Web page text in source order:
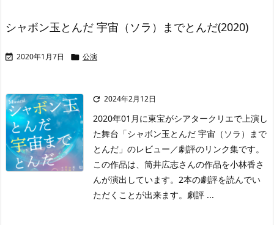
シャボン玉とんだ 宇宙（ソラ）までとんだ(2020)
 2020年1月7日  公演
 2024年2月12日
2020年01月に東宝がシアタークリエで上演し
た舞台「シャボン玉とんだ 宇宙（ソラ）まで
とんだ」のレビュー／劇評のリンク集です。
この作品は、筒井広志さんの作品を小林香さ
んが演出しています。2本の劇評を読んでい
ただくことが出来ます。劇評 ...